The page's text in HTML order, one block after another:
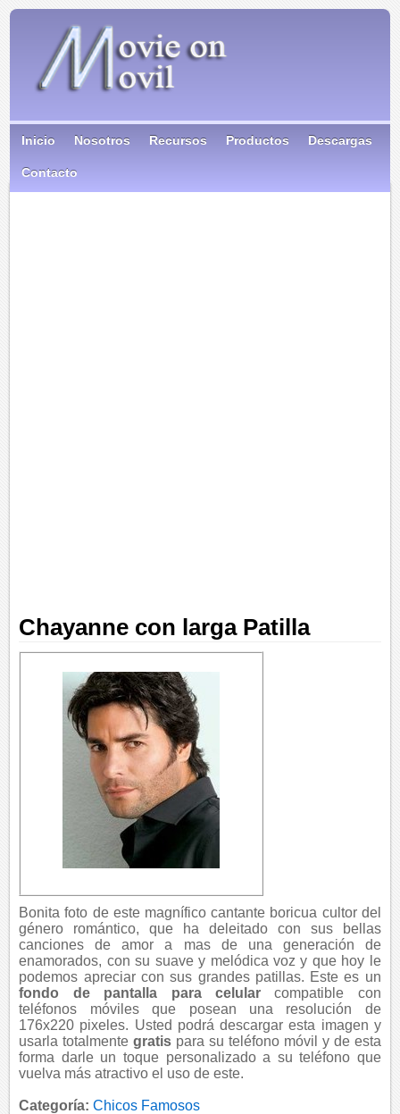
Inicio Nosotros Recursos Productos Descargas
Contacto
Chayanne con larga Patilla
Bonita foto de este magnífico cantante boricua cultor del
género romántico, que ha deleitado con sus bellas
canciones de amor a mas de una generación de
enamorados, con su suave y melódica voz y que hoy le
podemos apreciar con sus grandes patillas. Este es un
fondo de pantalla para celularcompatible con
teléfonos móviles que posean una resolución de
176x220 pixeles. Usted podrá descargar esta imagen y
usarla totalmentegratis para su teléfono móvil y de esta
forma darle un toque personalizado a su teléfono que
vuelva más atractivo el uso de este.
Categoría: Chicos Famosos